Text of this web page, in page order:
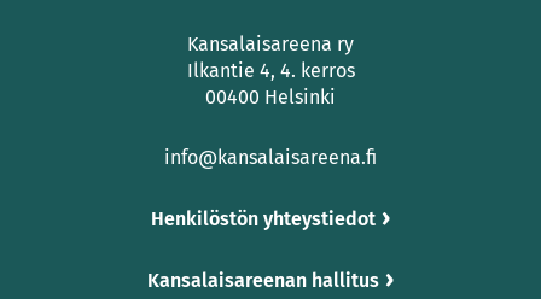
Kansalaisareena ry
Ilkantie 4, 4. kerros
00400 Helsinki
info@kansalaisareena.fi
Henkilöstön yhteystiedot
Kansalaisareenan hallitus